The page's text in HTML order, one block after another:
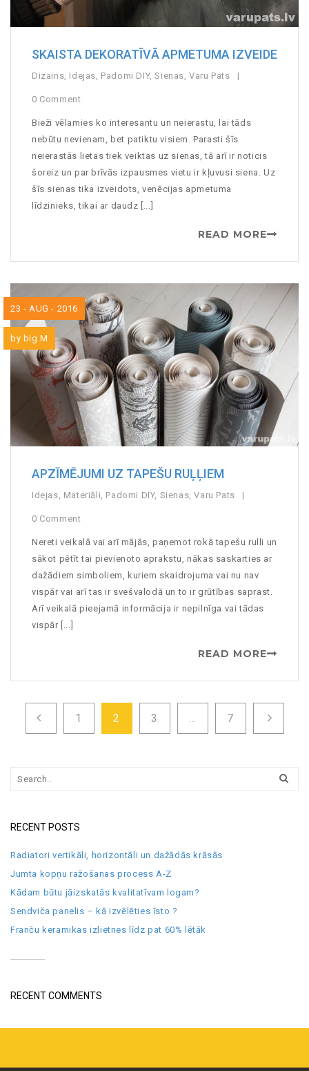
SKAISTA DEKORATĪVĀ APMETUMA IZVEIDE
Dizains, Idejas, Padomi DIY,Sienas,Varu Pats
0 Comment
Bieži vēlamies ko interesantu un neierastu, lai tāds
nebūtu nevienam, bet patiktu visiem. Parasti šīs
neierastās lietas tiek veiktas uz sienas, tā arī ir noticis
šoreiz un par brīvās izpausmes vietu ir kļuvusi siena. Uz
šīs sienas tika izveidots, venēcijas apmetuma
līdzinieks, tikai ar daudz [...]
READ MORE
23 - AUG - 2016
by big.M
APZĪMĒJUMI UZ TAPEŠU RUĻĻIEM
Idejas Materiāli Padomi DIY, Sienas ,Varu Pats
0 Comment
Nereti veikalā vai arī mājās, paņemot rokā tapešu rulli un
sākot pētīt tai pievienoto aprakstu, nākas saskarties ar
dažādiem simboliem, kuriem skaidrojuma vai nu nav
vispār vai arī tas ir svešvalodā un to ir grūtības saprast.
Arī veikalā pieejamā informācija ir nepilnīga vai tādas
vispār [...]
READ MORE
1 2 3 7
RECENT POSTS
Radiatori vertikāli, horizontāli un dažādās krāsās
Jumta kopņu ražošanas process A-Z
Kādam būtu jāizskatās kvalitatīvam logam?
Sendviča panelis – kā izvēlēties īsto ?
Franču keramikas izlietnes līdz pat 60% lētāk
RECENT COMMENTS